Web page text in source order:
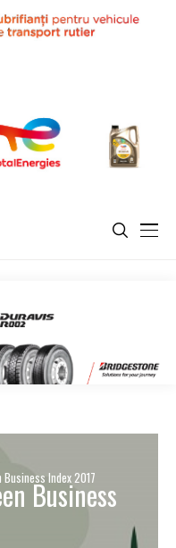
Index 2017
Business